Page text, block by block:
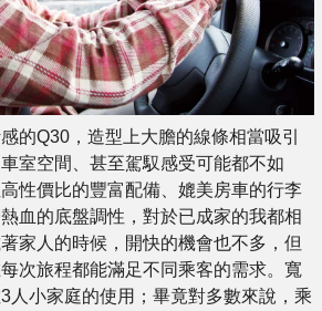
的Q30，造型上大膽的線條相當吸引
室空間、甚至駕馭感受可能都不如
性價比的豐富配備、媲美房車的行李
血的底盤調性，對於已成家的我都相
家人的時候，開快的機會也不多，但
次旅程都能滿足不同乘客的需求。寬
人小家庭的使用；畢竟對多數來說，乘